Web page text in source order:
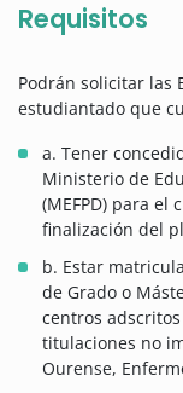
Requisitos
Podrán solicitar las
estudiantado que
a. Tener
Ministerio de
(MEFPD) para el
finalización del
b. Estar
de Grado o
centros
titulaciones no
Ourense,